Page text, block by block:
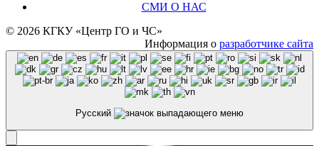
СМИ О НАС
© 2026 КГКУ «Центр ГО и ЧС»
Информация о разработчике сайта
Русский